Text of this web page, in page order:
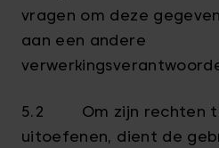
vragen om deze
aan een andere
5.2 Om zijn rechten
uitoefenen, dient de